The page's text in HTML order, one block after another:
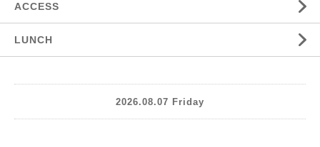
ACCESS
LUNCH
2026.08.07 Friday